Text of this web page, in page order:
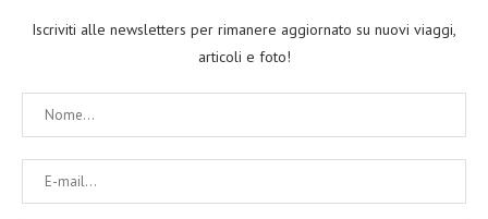
Iscriviti alle newsletters per rimanere aggiornato su nuovi viaggi,
articoli e foto!